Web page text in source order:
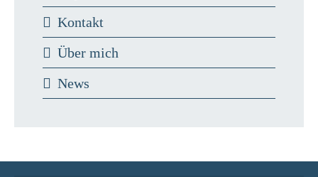
Kontakt
Über mich
News